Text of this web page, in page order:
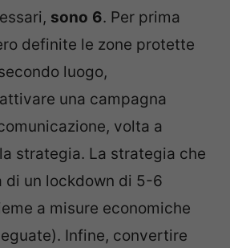
sono 6. Per prima
definite le zone protette
luogo,
una campagna
volta a
strategia. La strategia che
di un lockdown di 5-6
a misure economiche
Infine, convertire